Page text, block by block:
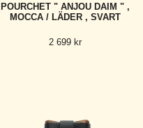
POURCHET " ANJOU DAIM " ,
MOCCA / LÄDER , SVART
2 699 kr